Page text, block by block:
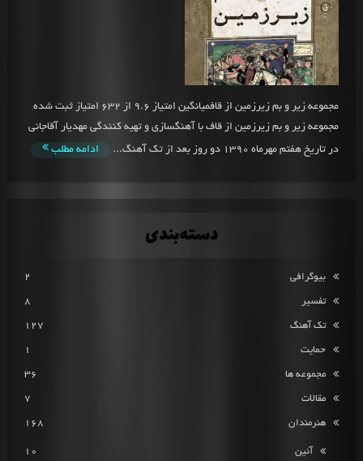
مجموعه زیر و بم زیرزمین از قافمیانگین امتیاز 9.6 از 632 امتیاز ثبت شده
مجموعه زیر و بم زیرزمین از قاف با آهنگسازی و تهیه کنندگی مهدیار آقاجانی
در تاریخ هفتم مهرماه 1390 دو روز بعد از تک آهنگ... ادامه مطلب
دسته‌بندی
بیوگرافی 2
تفسیر 8
تک آهنگ 127
حمایت 1
مجموعه ها 36
مقالات 7
هنرمندان 168
آئین 10